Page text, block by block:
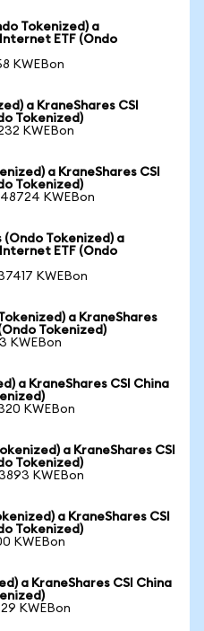
Tokenized) a
ETF (Ondo
KWEBon
a KraneShares CSI
Tokenized)
KWEBon
a KraneShares CSI
Tokenized)
KWEBon
Tokenized) a
ETF (Ondo
KWEBon
a KraneShares
Tokenized)
KWEBon
a KraneShares CSI China
KWEBon
a KraneShares CSI
Tokenized)
KWEBon
a KraneShares CSI
Tokenized)
KWEBon
a KraneShares CSI China
KWEBon